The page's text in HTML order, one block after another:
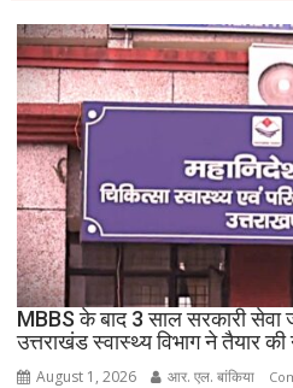
MBBS के बाद 3 साल सरकारी
उत्तराखंड स्वास्थ्य विभाग ने तैयार की
August 1, 2026 आर. एल. बांकिया